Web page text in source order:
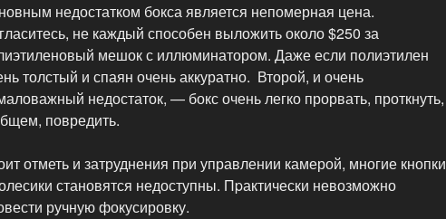
недостатком бокса является непомерная цена.
не каждый способен выложить около $250 за
мешок с иллюминатором. Даже если полиэтилен
толстый и спаян очень аккуратно. Второй, и очень
недостаток, — бокс очень легко прорвать, проткнуть,
повредить.
отметь и затруднения при управлении камерой, многие кнопки
становятся недоступны. Пpактически невозможно
ручную фокусировку.